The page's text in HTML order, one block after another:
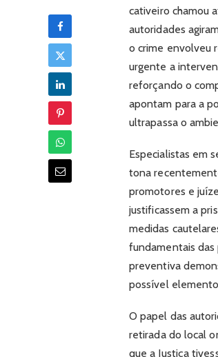
cativeiro chamou
autoridades
o crime envolveu
urgente a
reforçando o
apontam para a
ultrapassa o
Especialistas em
tona
promotores e
justificassem a
medidas
fundamentais das
preventiva
possível
O papel das
retirada do local
que a Justiça